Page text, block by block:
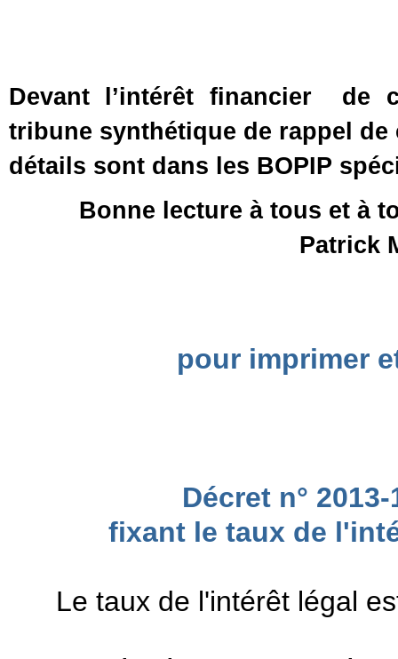
Devant l’intérêt financier
de
tribune synthétique de rappel de
détails sont dans les BOPIP
Bonne lecture à tous et à
Patrick
pour imprimer
Décret n°
fixant le taux de
Le taux de l'intérêt légal